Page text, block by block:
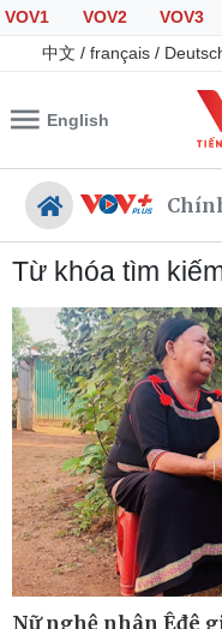
VOV1 VOV2 VOV3
中文 / français /
English
Chính trị
Đảng
Tổ chức nhân sự
Quốc hội
Nhận diện sự thật
Từ khóa tìm
Nữ nghệ nhân Êđê